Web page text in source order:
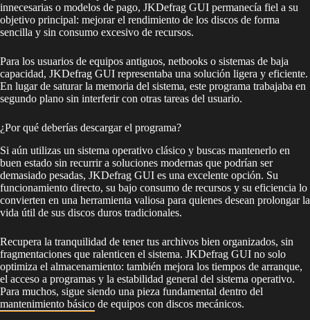
innecesarias o modelos de pago, JKDefrag GUI permanecía fiel a su
objetivo principal: mejorar el rendimiento de los discos de forma
sencilla y sin consumo excesivo de recursos.
Para los usuarios de equipos antiguos, netbooks o sistemas de baja
capacidad, JKDefrag GUI representaba una solución ligera y eficiente.
En lugar de saturar la memoria del sistema, este programa trabajaba en
segundo plano sin interferir con otras tareas del usuario.
¿Por qué deberías descargar el programa?
Si aún utilizas un sistema operativo clásico y buscas mantenerlo en
buen estado sin recurrir a soluciones modernas que podrían ser
demasiado pesadas, JKDefrag GUI es una excelente opción. Su
funcionamiento directo, su bajo consumo de recursos y su eficiencia lo
convierten en una herramienta valiosa para quienes desean prolongar la
vida útil de sus discos duros tradicionales.
Recupera la tranquilidad de tener tus archivos bien organizados, sin
fragmentaciones que ralenticen el sistema. JKDefrag GUI no solo
optimiza el almacenamiento: también mejora los tiempos de arranque,
el acceso a programas y la estabilidad general del sistema operativo.
Para muchos, sigue siendo una pieza fundamental dentro del
mantenimiento básico de equipos con discos mecánicos.